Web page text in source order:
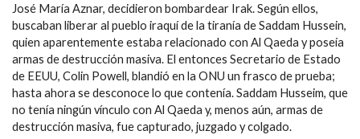
José María Aznar, decidieron bombardear Irak. Según ellos,
buscaban liberar al pueblo iraquí de la tiranía de Saddam Hussein,
quien aparentemente estaba relacionado con Al Qaeda y poseía
armas de destrucción masiva. El entonces Secretario de Estado
de EEUU, Colin Powell, blandió en la ONU un frasco de prueba;
hasta ahora se desconoce lo que contenía. Saddam Husseim, que
no tenía ningún vínculo con Al Qaeda y, menos aún, armas de
destrucción masiva, fue capturado, juzgado y colgado.